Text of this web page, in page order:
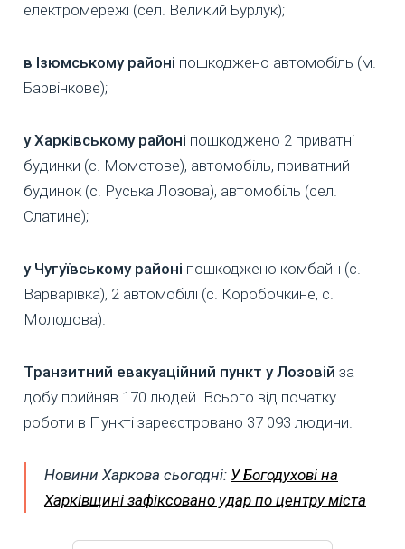
електромережі (сел. Великий Бурлук);
в Ізюмському районі пошкоджено автомобіль (м.
Барвінкове);
у Харківському районі пошкоджено 2 приватні
будинки (с. Момотове), автомобіль, приватний
будинок (с. Руська Лозова), автомобіль (сел.
Слатине);
у Чугуївському районі пошкоджено комбайн (с.
Варварівка), 2 автомобілі (с. Коробочкине, с.
Молодова).
Транзитний евакуаційний пункт у Лозовій за
добу прийняв 170 людей. Всього від початку
роботи в Пункті зареєстровано 37 093 людини.
Новини Харкова сьогодні: У Богодухові на
Харківщині зафіксовано удар по центру міста